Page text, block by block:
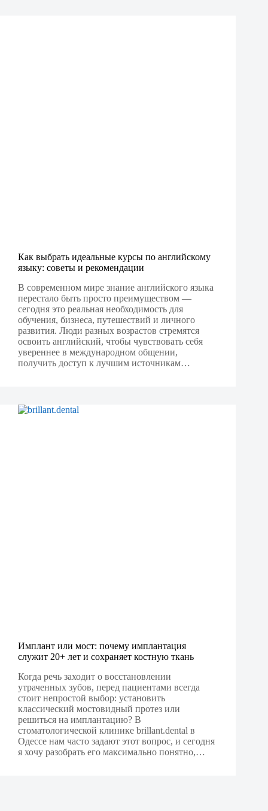
Как выбрать идеальные курсы по английскому
языку: советы и рекомендации
В современном мире знание английского языка
перестало быть просто преимуществом —
сегодня это реальная необходимость для
обучения, бизнеса, путешествий и личного
развития. Люди разных возрастов стремятся
освоить английский, чтобы чувствовать себя
увереннее в международном общении,
получить доступ к лучшим источникам…
Имплант или мост: почему имплантация
служит 20+ лет и сохраняет костную ткань
Когда речь заходит о восстановлении
утраченных зубов, перед пациентами всегда
стоит непростой выбор: установить
классический мостовидный протез или
решиться на имплантацию? В
стоматологической клинике brillant.dental в
Одессе нам часто задают этот вопрос, и сегодня
я хочу разобрать его максимально понятно,…